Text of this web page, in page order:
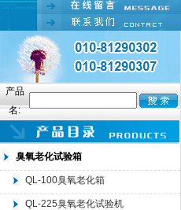
产品
名:
臭氧老化试验箱
QL-100臭氧老化箱
QL-225臭氧老化试验机